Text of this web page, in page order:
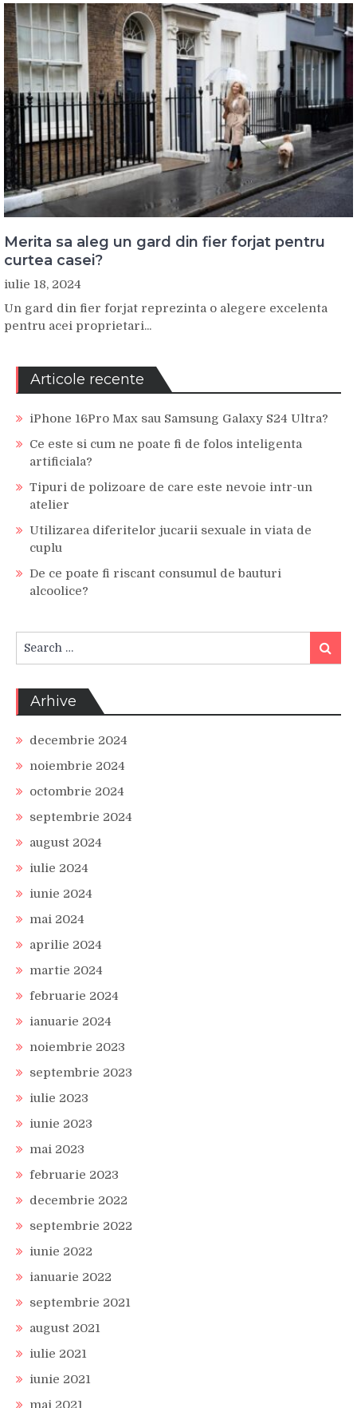
Merita sa aleg un gard din fier forjat pentru
curtea casei?
iulie 18, 2024
Un gard din fier forjat reprezinta o alegere excelenta
pentru acei proprietari...
Articole recente
iPhone 16Pro Max sau Samsung Galaxy S24 Ultra?
Ce este si cum ne poate fi de folos inteligenta
artificiala?
Tipuri de polizoare de care este nevoie intr-un
atelier
Utilizarea diferitelor jucarii sexuale in viata de
cuplu
De ce poate fi riscant consumul de bauturi
alcoolice?
for:
Search
Arhive
decembrie 2024
noiembrie 2024
octombrie 2024
septembrie 2024
august 2024
iulie 2024
iunie 2024
mai 2024
aprilie 2024
martie 2024
februarie 2024
ianuarie 2024
noiembrie 2023
septembrie 2023
iulie 2023
iunie 2023
mai 2023
februarie 2023
decembrie 2022
septembrie 2022
iunie 2022
ianuarie 2022
septembrie 2021
august 2021
iulie 2021
iunie 2021